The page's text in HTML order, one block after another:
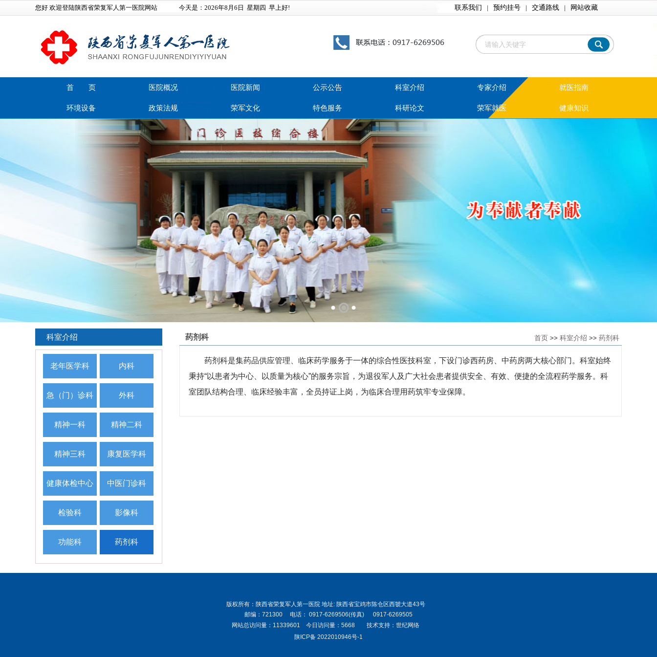
您好 欢迎登陆陕西省荣复军人第一医院网站 今天是： 2026年8月6日 星期四 早上好! 联系我们 | 预约挂号 | 交通路线 | 网站收藏
首 页 医院概况 医院新闻 公示公告 科室介绍 专家介绍 就医指南
环境设备 政策法规 荣军文化 特色服务 科研论文 荣军就医 健康知识
联系我们
药剂科 首页 >> 科室介绍 >> 药剂科
药剂科是集药品供应管理、临床药学服务于一体的综合性医技科室，下设门诊西药房、中药房两大核心部门。科室始终
秉持“以患者为中心、以质量为核心”的服务宗旨，为退役军人及广大社会患者提供安全、有效、便捷的全流程药学服务。科
室团队结构合理、临床经验丰富，全员持证上岗，为临床合理用药筑牢专业保障。
科室介绍
老年医学科 内科
急（门）诊科 外科
精神一科 精神二科
精神三科 康复医学科
健康体检中心 中医门诊科
检验科 影像科
功能科 药剂科
版权所有： 陕西省荣复军人第一医院 地址: 陕西省宝鸡市陈仓区西虢大道43号
邮编：721300 电话： 0917-6269506(传真) 0917-6269505
网站总访问量：11339601 今日访问量：5668 技术支持： 世纪网络
陕ICP备 2022010946号-1